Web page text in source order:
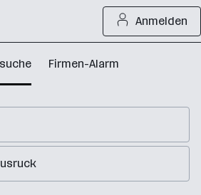
Anmelden
Firmen-Alarm